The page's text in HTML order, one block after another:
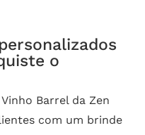
o
Barrel da Zen
com um brinde